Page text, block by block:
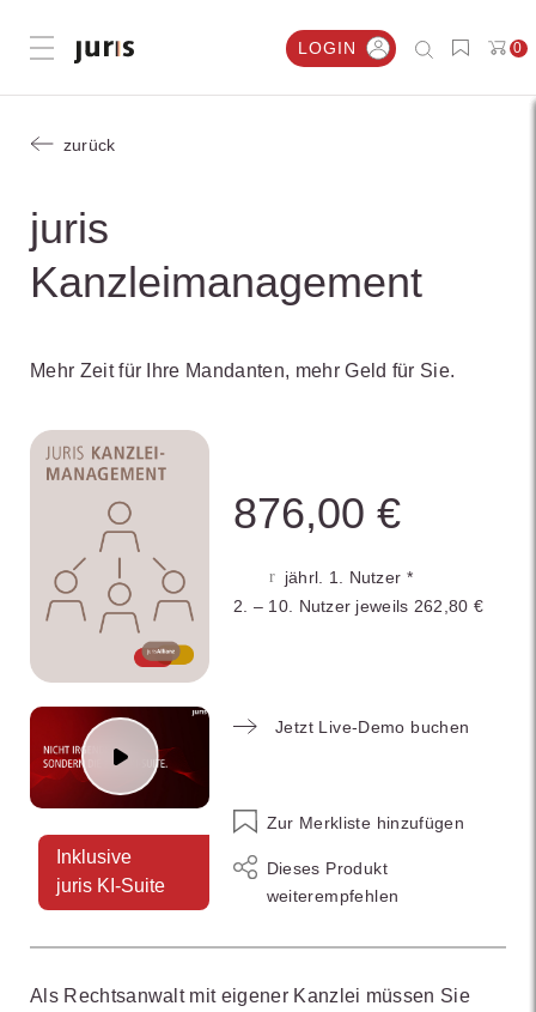
Menü öffnen LOGIN 0
zurück
juris
Kanzleimanagement
Mehr Zeit für Ihre Mandanten, mehr Geld für Sie.
Inklusive
juris KI-Suite
Als Rechtsanwalt mit eigener Kanzlei müssen Sie
876,00 €
jährl. 1. Nutzer *
2. – 10. Nutzer jeweils 262,80 €
Zur Merkliste hinzufügen
Dieses Produkt
weiterempfehlen
Jetzt Live-Demo buchen